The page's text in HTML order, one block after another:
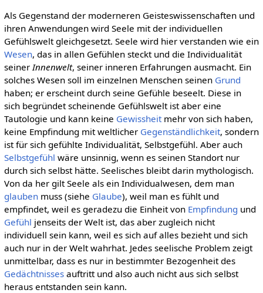
Als Gegenstand der moderneren Geisteswissenschaften und
ihren Anwendungen wird Seele mit der individuellen
Gefühlswelt gleichgesetzt. Seele wird hier verstanden wie ein
Wesen, das in allen Gefühlen steckt und die Individualität
seiner Innenwelt, seiner inneren Erfahrungen ausmacht. Ein
solches Wesen soll im einzelnen Menschen seinen Grund
haben; er erscheint durch seine Gefühle beseelt. Diese in
sich begründet scheinende Gefühlswelt ist aber eine
Tautologie und kann keine Gewissheitmehr von sich haben,
keine Empfindung mit weltlicher Gegenständlichkeit, sondern
ist für sich gefühlte Individualität, Selbstgefühl. Aber auch
Selbstgefühl wäre unsinnig, wenn es seinen Standort nur
durch sich selbst hätte. Seelisches bleibt darin mythologisch.
Von da her gilt Seele als ein Individualwesen, dem man
glaubenmuss (siehe Glaube), weil man es fühlt und
empfindet, weil es geradezu die Einheit von Empfindung und
Gefühl jenseits der Welt ist, das aber zugleich nicht
individuell sein kann, weil es sich auf alles bezieht und sich
auch nur in der Welt wahrhat. Jedes seelische Problem zeigt
unmittelbar, dass es nur in bestimmter Bezogenheit des
Gedächtnissesauftritt und also auch nicht aus sich selbst
heraus entstanden sein kann.